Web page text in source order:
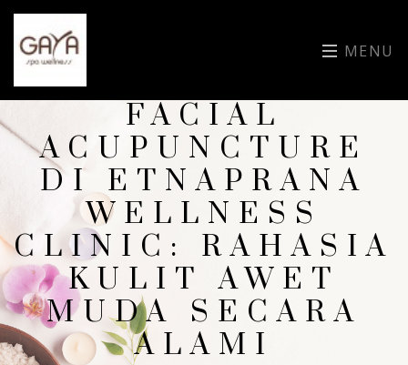
MENU
FACIAL
ACUPUNCTURE
DI ETNAPRANA
WELLNESS
CLINIC: RAHASIA
KULIT AWET
MUDA SECARA
ALAMI